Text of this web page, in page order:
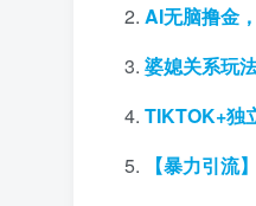
AI无脑撸金
婆媳关系玩
TIKTOK+独
【暴力引流